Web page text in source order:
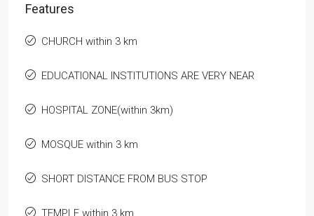
Features
CHURCH within 3 km
EDUCATIONAL INSTITUTIONS ARE VERY NEAR
HOSPITAL ZONE(within 3km)
MOSQUE within 3 km
SHORT DISTANCE FROM BUS STOP
TEMPLE within 3 km